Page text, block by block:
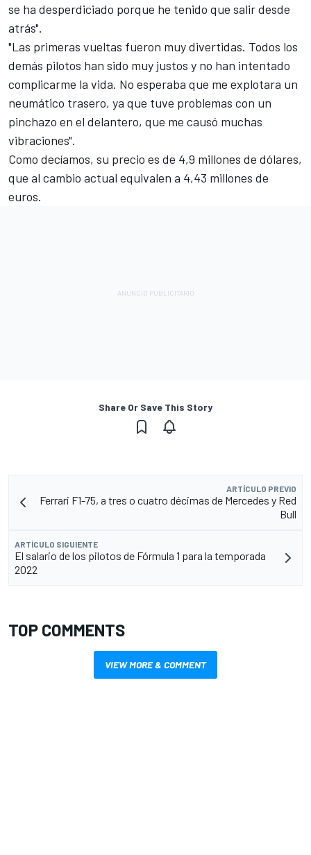
se ha desperdiciado porque he tenido que salir desde
atrás".
"Las primeras vueltas fueron muy divertidas. Todos los
demás pilotos han sido muy justos y no han intentado
complicarme la vida. No esperaba que me explotara un
neumático trasero, ya que tuve problemas con un
pinchazo en el delantero, que me causó muchas
vibraciones".
Como decíamos, su precio es de 4,9 millones de dólares,
que al cambio actual equivalen a 4,43 millones de
euros.
Share Or Save This Story
ARTÍCULO PREVIO
Ferrari F1-75, a tres o cuatro décimas de Mercedes y Red
Bull
ARTÍCULO SIGUIENTE
El salario de los pilotos de Fórmula 1 para la temporada
2022
TOP COMMENTS
VIEW MORE & COMMENT